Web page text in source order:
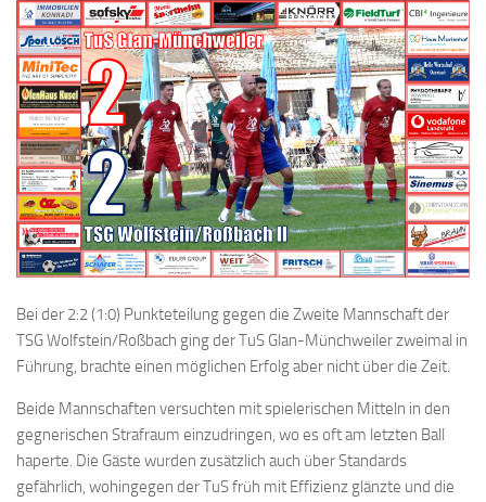
Bei der 2:2 (1:0) Punkteteilung gegen die Zweite Mannschaft der
TSG Wolfstein/Roßbach ging der TuS Glan-Münchweiler zweimal in
Führung, brachte einen möglichen Erfolg aber nicht über die Zeit.
Beide Mannschaften versuchten mit spielerischen Mitteln in den
gegnerischen Strafraum einzudringen, wo es oft am letzten Ball
haperte. Die Gäste wurden zusätzlich auch über Standards
gefährlich, wohingegen der TuS früh mit Effizienz glänzte und die